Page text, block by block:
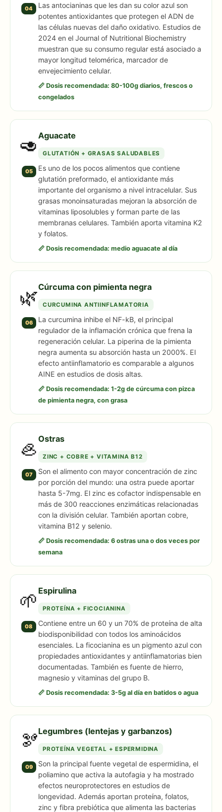
04
Las antocianinas que les dan su color azul son
potentes antioxidantes que protegen el ADN de
las células nuevas del daño oxidativo. Estudios de
2024 en el Journal of Nutritional Biochemistry
muestran que su consumo regular está asociado a
mayor longitud telomérica, marcador de
envejecimiento celular.
📏 Dosis recomendada: 80-100g diarios, frescos o
congelados
🥑
05
Aguacate
GLUTATIÓN + GRASAS SALUDABLES
Es uno de los pocos alimentos que contiene
glutatión preformado, el antioxidante más
importante del organismo a nivel intracelular. Sus
grasas monoinsaturadas mejoran la absorción de
vitaminas liposolubles y forman parte de las
membranas celulares. También aporta vitamina K2
y folatos.
📏 Dosis recomendada: medio aguacate al día
🌿
06
Cúrcuma con pimienta negra
CURCUMINA ANTIINFLAMATORIA
La curcumina inhibe el NF-kB, el principal
regulador de la inflamación crónica que frena la
regeneración celular. La piperina de la pimienta
negra aumenta su absorción hasta un 2000%. El
efecto antiinflamatorio es comparable a algunos
AINE en estudios de dosis altas.
📏 Dosis recomendada: 1-2g de cúrcuma con pizca
de pimienta negra, con grasa
🦪
07
Ostras
ZINC + COBRE + VITAMINA B12
Son el alimento con mayor concentración de zinc
por porción del mundo: una ostra puede aportar
hasta 5-7mg. El zinc es cofactor indispensable en
más de 300 reacciones enzimáticas relacionadas
con la división celular. También aportan cobre,
vitamina B12 y selenio.
📏 Dosis recomendada: 6 ostras una o dos veces por
semana
🌱
08
Espirulina
PROTEÍNA + FICOCIANINA
Contiene entre un 60 y un 70% de proteína de alta
biodisponibilidad con todos los aminoácidos
esenciales. La ficocianina es un pigmento azul con
propiedades antioxidantes y antiinflamatorias bien
documentadas. También es fuente de hierro,
magnesio y vitaminas del grupo B.
📏 Dosis recomendada: 3-5g al día en batidos o agua
🫘
09
Legumbres (lentejas y garbanzos)
PROTEÍNA VEGETAL + ESPERMIDINA
Son la principal fuente vegetal de espermidina, el
poliamino que activa la autofagia y ha mostrado
efectos neuroprotectores en estudios de
longevidad. Además aportan proteína, folatos,
zinc y fibra prebiótica que alimenta las bacterias